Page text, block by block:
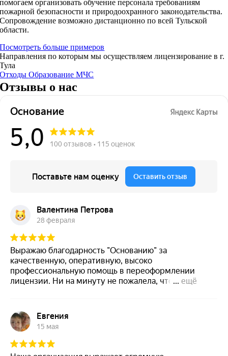
помогаем организовать обучение персонала требованиям
пожарной безопасности и природоохранного законодательства.
Сопровождение возможно дистанционно по всей Тульской
области.
Посмотреть больше примеров
Направления по которым мы осуществляем лицензирование в г.
Тула
ОтходыОбразованиеМЧС
Отзывы о нас